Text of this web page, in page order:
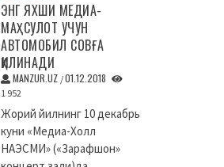
ЭНГ ЯХШИ МЕДИА-
МАҲСУЛОТ УЧУН
АВТОМОБИЛ СОВҒА
ҚИЛИНАДИ
MANZUR.UZ /01.12.2018
1 952
Жорий йилнинг 10 декабрь
куни «Медиа-Холл
НАЭСМИ» («Зарафшон»